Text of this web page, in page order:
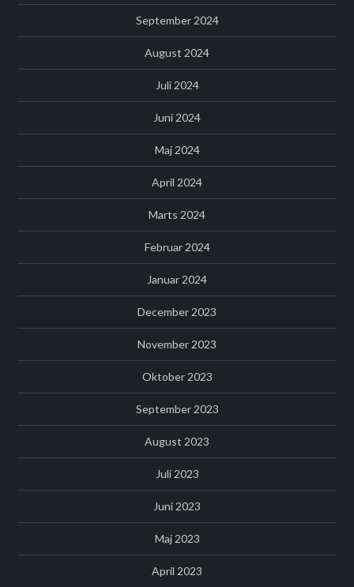
September 2024
August 2024
Juli 2024
Juni 2024
Maj 2024
April 2024
Marts 2024
Februar 2024
Januar 2024
December 2023
November 2023
Oktober 2023
September 2023
August 2023
Juli 2023
Juni 2023
Maj 2023
April 2023